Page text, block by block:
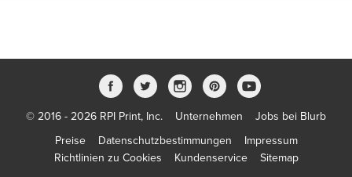
© 2016 - 2026 RPI Print, Inc. Unternehmen
Jobs bei Blurb
Preise
Datenschutzbestimmungen
Impressum
Richtlinien zu Cookies
Kundenservice Sitemap